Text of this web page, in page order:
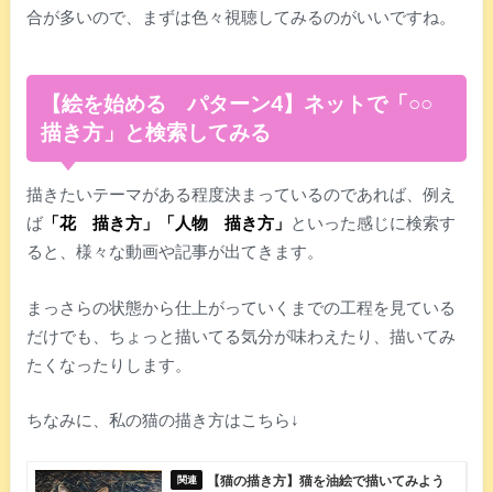
合が多いので、まずは色々視聴してみるのがいいですね。
【絵を始める パターン4】ネットで「○○
描き方」と検索してみる
描きたいテーマがある程度決まっているのであれば、例え
ば「花 描き方」「人物 描き方」 といった感じに検索す
ると、様々な動画や記事が出てきます。
まっさらの状態から仕上がっていくまでの工程を見ている
だけでも、ちょっと描いてる気分が味わえたり、描いてみ
たくなったりします。
ちなみに、私の猫の描き方はこちら↓
【猫の描き方】猫を油絵で描いてみよう